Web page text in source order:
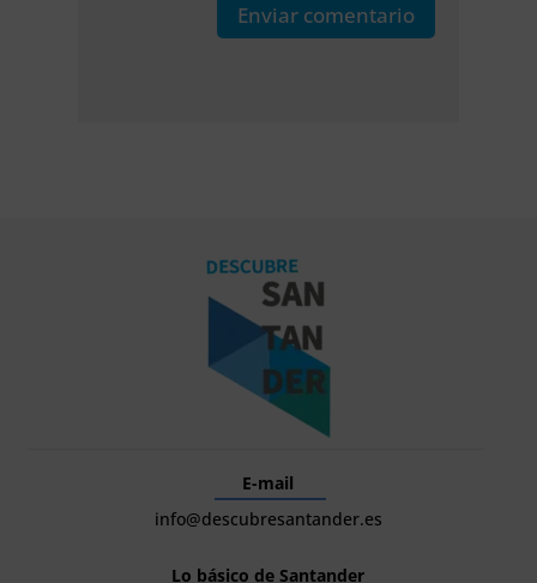
Enviar comentario
E-mail
info@descubresantander.es
Lo básico de Santander